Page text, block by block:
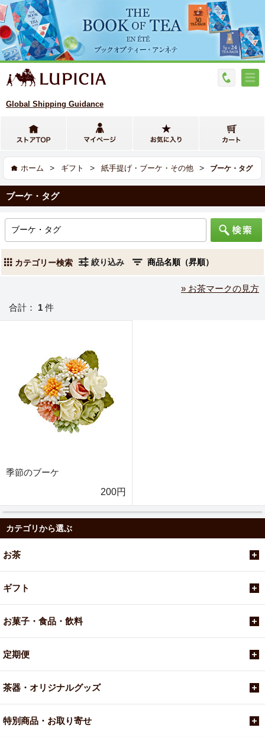
Global Shipping Guidance
ホーム > ギフト > 紙手提げ・ブーケ・その他 > ブーケ・タグ
ブーケ・タグ
カテゴリー検索 絞り込み
» お茶マークの見方
合計： 1 件
季節のブーケ
200円
カテゴリから選ぶ
お茶
ギフト
お菓子・食品・飲料
定期便
茶器・オリジナルグッズ
特別商品・お取り寄せ